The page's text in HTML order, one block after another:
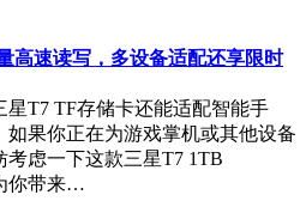
高速读写，多设备适配还享限时
星T7 TF存储卡还能适配智能手
果你正在为游戏掌机或其他设备
虑一下这款三星T7 1TB
你带来…